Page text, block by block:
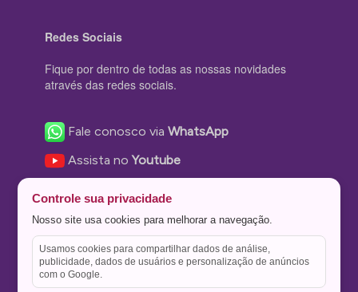
Redes Sociais
Fique por dentro de todas as nossas novidades
através das redes sociais.
Fale conosco viaWhatsApp
Assista noYoutube
Nos siga no Instagram
Nos siga noTwitter
Salve no
Controle sua privacidade
Nosso site usa cookies para melhorar a navegação.
Usamos cookies para compartilhar dados de análise,
publicidade, dados de usuários e personalização de anúncios
com o Google.